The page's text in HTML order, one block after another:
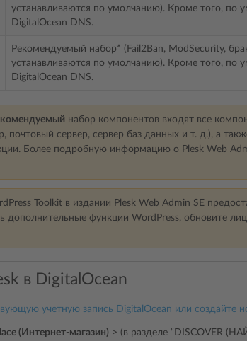
устанавливаются по умолчанию). Кроме того, по
DigitalOcean DNS.
Рекомендуемый набор* (Fail2Ban, ModSecurity,
устанавливаются по умолчанию). Кроме того, по
DigitalOcean DNS.
набор компонентов входят все
почтовый сервер, сервер баз данных и т. д.), а
Более подробную информацию о Plesk Web
Toolkit в издании Plesk Web Admin SE
дополнительные функции WordPress, обновите
в DigitalOcean
учетную запись DigitalOcean или создайте
(Интернет-магазин) > (в разделе “DISCOVER